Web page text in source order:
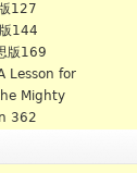
127
144
版169
Lesson for
Mighty
362